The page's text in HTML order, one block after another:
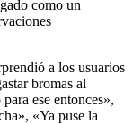
como un
a los usuarios
bromas al
ese entonces»,
«Ya puse la